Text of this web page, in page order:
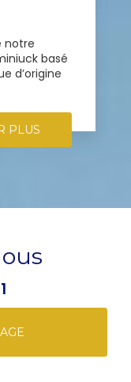
notre
basé
d’origine
PLUS